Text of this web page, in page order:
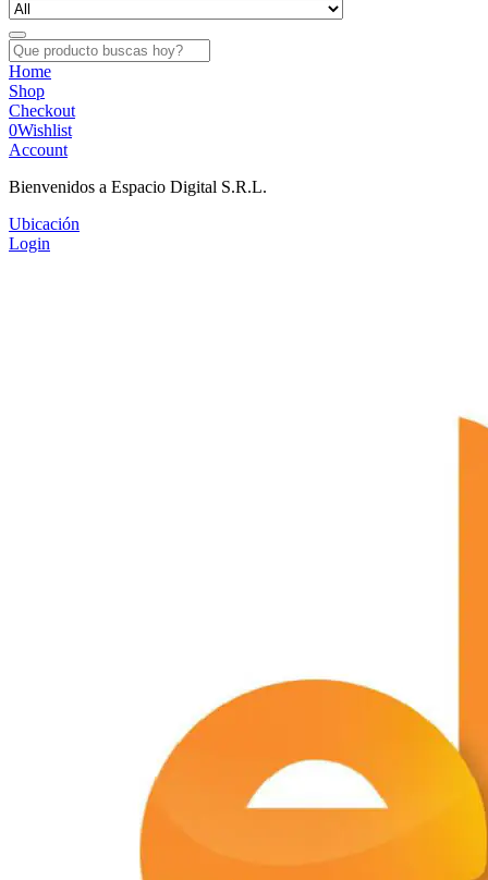
Home
Shop
Checkout
0Wishlist
Account
Bienvenidos a Espacio Digital S.R.L.
Ubicación
Login